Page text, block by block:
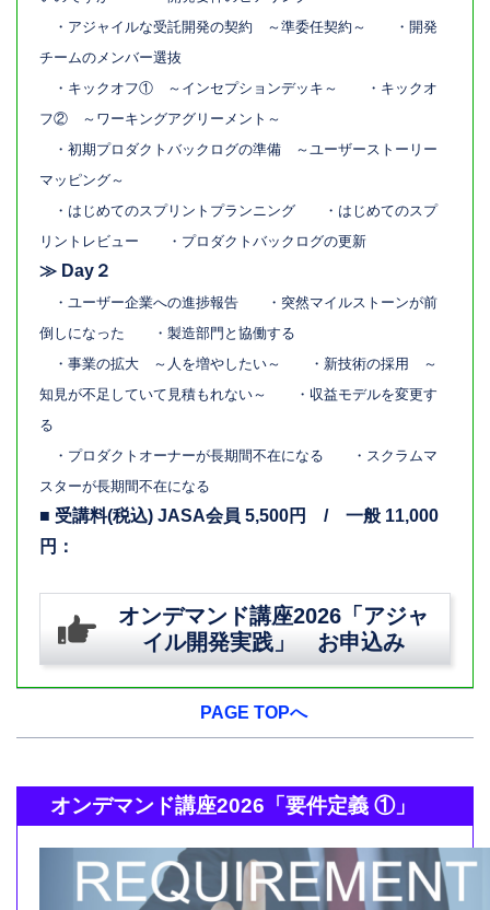
・アジャイルな受託開発の契約 ～準委任契約～ ・開発
チームのメンバー選抜
・キックオフ① ～インセプションデッキ～ ・キックオ
フ② ～ワーキングアグリーメント～
・初期プロダクトバックログの準備 ～ユーザーストーリー
マッピング～
・はじめてのスプリントプランニング ・はじめてのスプ
リントレビュー ・プロダクトバックログの更新
≫ Day２
・ユーザー企業への進捗報告 ・突然マイルストーンが前
倒しになった ・製造部門と協働する
・事業の拡大 ～人を増やしたい～ ・新技術の採用 ～
知見が不足していて見積もれない～ ・収益モデルを変更す
る
・プロダクトオーナーが長期間不在になる ・スクラムマ
スターが長期間不在になる
■ 受講料(税込) JASA会員 5,500円 / 一般 11,000
円：
オンデマンド講座2026「アジャ
イル開発実践」 お申込み
PAGE TOPへ
オンデマンド講座2026「要件定義 ①」